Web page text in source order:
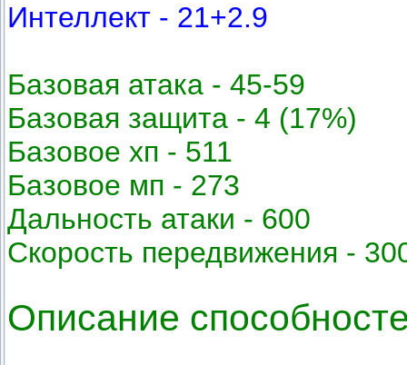
Интеллект - 21+2.9
Базовая атака - 45-59
Базовая защита - 4 (17%)
Базовое хп - 511
Базовое мп - 273
Дальность атаки - 600
Скорость передвижения -
Описание